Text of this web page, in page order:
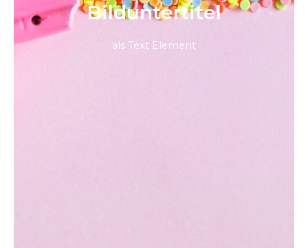
Bild­unter­titel
als Text Element